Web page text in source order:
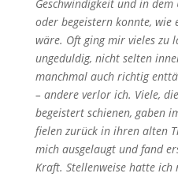
Geschwindigkeit und in
oder begeistern konnte, wie
wäre. Oft ging mir vieles zu
ungeduldig, nicht selten
manchmal auch richtig
– andere verlor ich. Viele,
begeistert schienen, gaben
fielen zurück in ihren alten
mich ausgelaugt und fand
Kraft. Stellenweise hatte ich